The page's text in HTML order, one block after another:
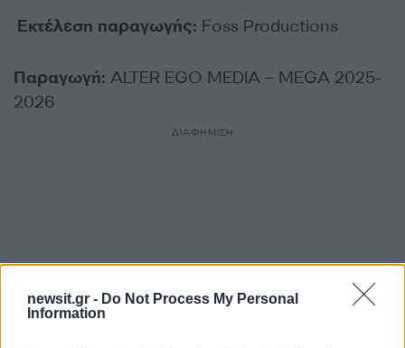
newsit.gr - Do Not Process My Personal
Information
Εκτέλεση παραγωγής: Foss Productions
Παραγωγή: ALTER EGO MEDIA – MEGA 2025-
2026
ΔΙΑΦΗΜΙΣΗ